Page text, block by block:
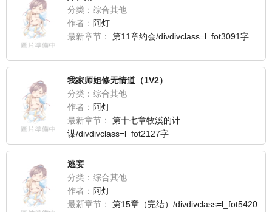
分类：综合其他
作者： 阿灯
最新章节：
第11章约会/divdivclass=l_fot3091字
我家师姐修无情道（1V2）
分类：综合其他
作者： 阿灯
最新章节：
第十七章牧溪的计
谋/divdivclass=l_fot2127字
逃妾
分类：综合其他
作者： 阿灯
最新章节：
第15章（完结）/divdivclass=l_fot5420